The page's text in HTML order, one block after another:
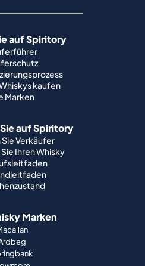
auf Spiritory
kaufen
Marken
auf Spiritory
Verkäufer
Ihren Whisky
Marken